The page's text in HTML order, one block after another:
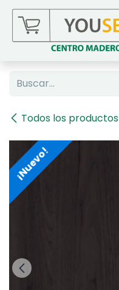
Ir al contenido
Todos los productos
¡Nuevo!